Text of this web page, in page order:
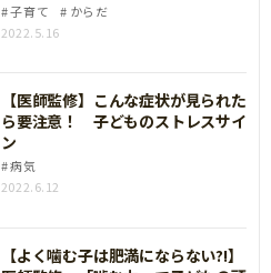
子育て
からだ
2022.5.16
【医師監修】こんな症状が見られた
ら要注意！ 子どものストレスサイ
ン
病気
2022.6.12
【よく噛む子は肥満にならない?!】